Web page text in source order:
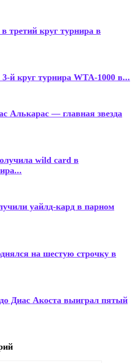
третий круг турнира в
й круг турнира WTA-1000 в...
Алькарас — главная звезда
wild card в
уайлд-кард в парном
на шестую строчку в
Диас Акоста выиграл пятый